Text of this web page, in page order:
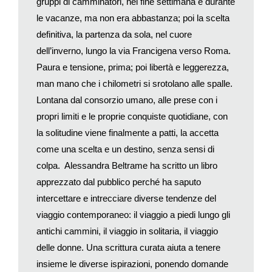
oltre al biglietto aereo, refrattari a ogni forma di viaggio
organizzato. Ma molti si rivolgono proprio agli organizzatori di
viaggi. Per esempio, una compagnia come Overseas
Adventure Travel ha visto raddoppiare questa clientela (da un
quarto a metà) tra il 2010 e il 2017; più della metà di chi viaggia
Abercrombie and Kent, specializzata in viaggi d’avventura di
lusso, registra un incremento annuo del 15% di viaggiatori
solitari.
Le soluzioni provvisorie del passato non bastano più. Una
nuova domanda genera una nuova offerta. E quindi è cresciuta
la disponibilità di stanze singole o comunque si rinuncia al
supplemento richiesto a chi occupa da solo una doppia; non si
cerca neppure più di convincere a condividere la stanza con
Anche le grandi navi da crociera sono state ridisegnate per
offrire un numero crescente di soluzioni individuali senza
supplemento, chiamateStudio Stateroom. Il pioniere di questa
proposta è stata Norwegian Cruise Line, già nel 2010. Sono
le vacanze, ma non era abbastanza; poi la scelta
definitiva, la partenza da sola, nel cuore
dell’inverno, lungo la via Francigena verso Roma.
Paura e tensione, prima; poi libertà e leggerezza,
man mano che i chilometri si srotolano alle spalle.
Lontana dal consorzio umano, alle prese con i
propri limiti e le proprie conquiste quotidiane, con
la solitudine viene finalmente a patti, la accetta
come una scelta e un destino, senza sensi di
colpa. Alessandra Beltrame ha scritto un libro
apprezzato dal pubblico perché ha saputo
intercettare e intrecciare diverse tendenze del
viaggio contemporaneo: il viaggio a piedi lungo gli
antichi cammini, il viaggio in solitaria, il viaggio
delle donne. Una scrittura curata aiuta a tenere
insieme le diverse ispirazioni, ponendo domande